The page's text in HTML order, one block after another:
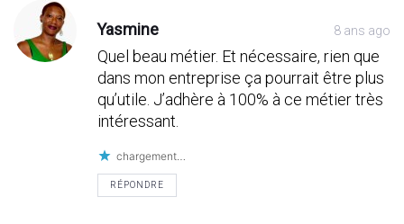
Yasmine 8 ans ago
Quel beau métier. Et nécessaire, rien que
dans mon entreprise ça pourrait être plus
qu’utile. J’adhère à 100% à ce métier très
intéressant.
chargement…
RÉPONDRE